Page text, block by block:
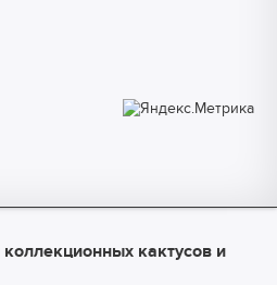
кактусов и